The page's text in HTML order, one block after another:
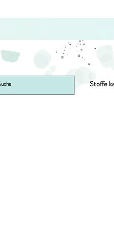
Stoffe